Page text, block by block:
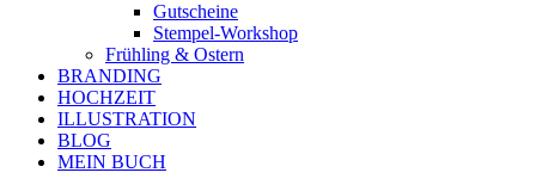
Gutscheine
Stempel-Workshop
Frühling & Ostern
BRANDING
HOCHZEIT
ILLUSTRATION
BLOG
MEIN BUCH